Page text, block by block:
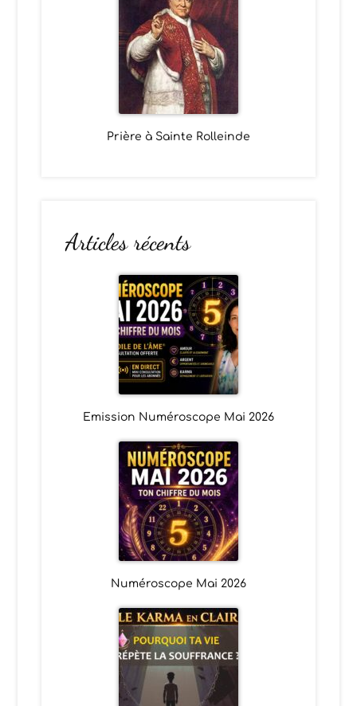
Prière à Sainte Rolleinde
Articles récents
Emission Numéroscope Mai 2026
Numéroscope Mai 2026